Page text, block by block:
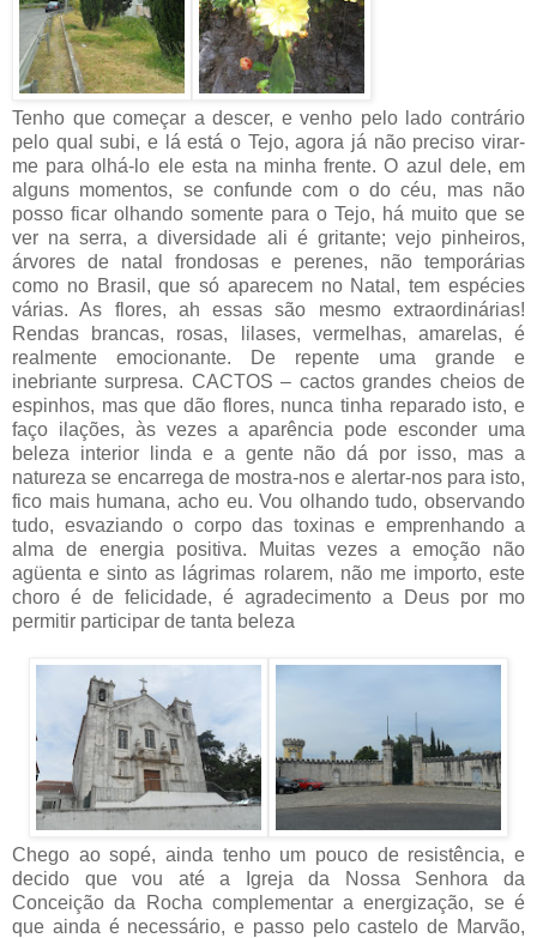
Tenho que começar a descer, e venho pelo lado contrário
pelo qual subi, e lá está o Tejo, agora já não preciso virar-
me para olhá-lo ele esta na minha frente. O azul dele, em
alguns momentos, se confunde com o do céu, mas não
posso ficar olhando somente para o Tejo, há muito que se
ver na serra, a diversidade ali é gritante; vejo pinheiros,
árvores de natal frondosas e perenes, não temporárias
como no Brasil, que só aparecem no Natal, tem espécies
várias. As flores, ah essas são mesmo extraordinárias!
Rendas brancas, rosas, lilases, vermelhas, amarelas, é
realmente emocionante. De repente uma grande e
inebriante surpresa. CACTOS – cactos grandes cheios de
espinhos, mas que dão flores, nunca tinha reparado isto, e
faço ilações, às vezes a aparência pode esconder uma
beleza interior linda e a gente não dá por isso, mas a
natureza se encarrega de mostra-nos e alertar-nos para isto,
fico mais humana, acho eu. Vou olhando tudo, observando
tudo, esvaziando o corpo das toxinas e emprenhando a
alma de energia positiva. Muitas vezes a emoção não
agüenta e sinto as lágrimas rolarem, não me importo, este
choro é de felicidade, é agradecimento a Deus por mo
permitir participar de tanta beleza
Chego ao sopé, ainda tenho um pouco de resistência, e
decido que vou até a Igreja da Nossa Senhora da
Conceição da Rocha complementar a energização, se é
que ainda é necessário, e passo pelo castelo de Marvão,